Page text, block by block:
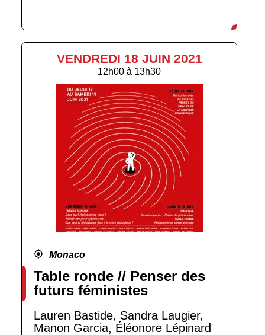
VENDREDI 18 JUIN 2021
12h00 à 13h30
Monaco
Table ronde // Penser des
futurs féministes
Lauren Bastide, Sandra Laugier,
Manon Garcia, Éléonore Lépinard